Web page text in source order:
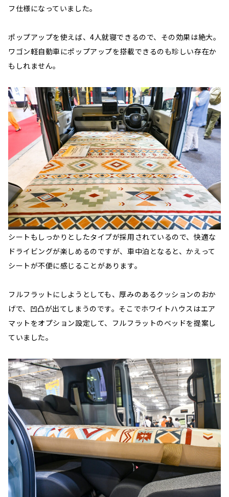
フ仕様になっていました。
ポップアップを使えば、4人就寝できるので、その効果は絶大。
ワゴン軽自動車にポップアップを搭載できるのも珍しい存在か
もしれません。
シートもしっかりとしたタイプが採用されているので、快適な
ドライビングが楽しめるのですが、車中泊となると、かえって
シートが不便に感じることがあります。
フルフラットにしようとしても、厚みのあるクッションのおか
げで、凹凸が出てしまうのです。そこでホワイトハウスはエア
マットをオプション設定して、フルフラットのベッドを提案し
ていました。